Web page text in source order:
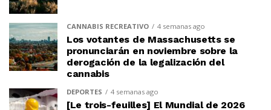
CANNABIS RECREATIVO 4 semanas ago
Los votantes de Massachusetts se
pronunciarán en noviembre sobre la
derogación de la legalización del
cannabis
DEPORTES 4 semanas ago
[Le trois-feuilles] El Mundial de 2026